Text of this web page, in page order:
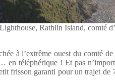
Rathlin Island, comté
à l’extrême ouest du comté
en téléphérique ! Et pas
frisson garanti pour un trajet de